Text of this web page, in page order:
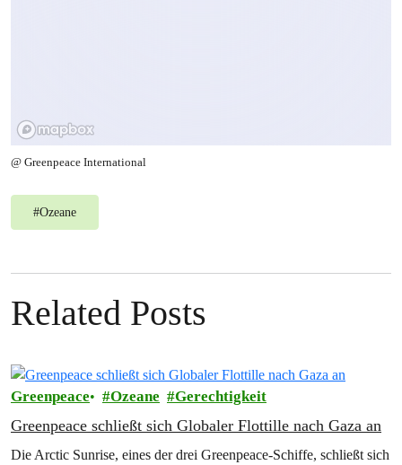
@ Greenpeace International
#Ozeane
Related Posts
Greenpeace Ozeane Gerechtigkeit
Greenpeace schließt sich Globaler Flottille nach Gaza an
Die Arctic Sunrise, eines der drei Greenpeace-Schiffe, schließt sich